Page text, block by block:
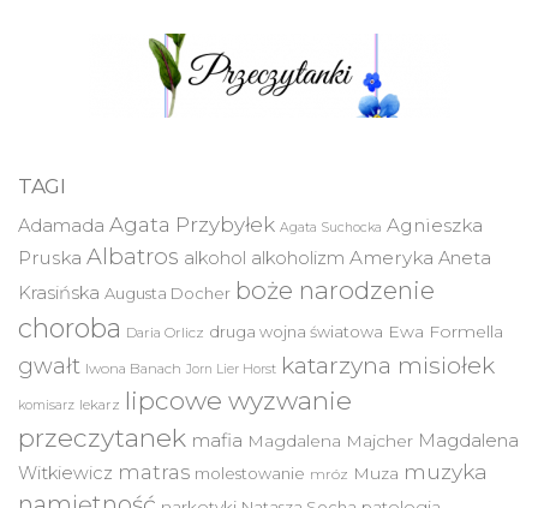
TAGI
Adamada Agata Przybyłek Agata Suchocka Agnieszka
Pruska Albatros alkohol alkoholizm Ameryka Aneta
Krasińska Augusta Docher boże narodzenie
choroba Daria Orlicz druga wojna światowa Ewa Formella
gwałt Iwona Banach Jorn Lier Horst katarzyna misiołek
komisarz lekarz lipcowe wyzwanie
przeczytanek mafia Magdalena Majcher Magdalena
Witkiewicz matras molestowanie mróz Muza muzyka